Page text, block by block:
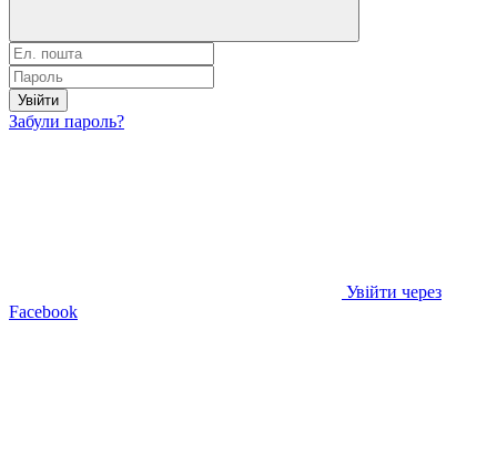
Увійти
Забули пароль?
Увійти через
Facebook